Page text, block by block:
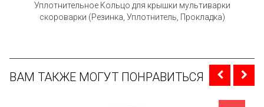
Уплотнительное Кольцо для крышки мультиварки
скороварки (Резинка, Уплотнитель, Прокладка)
ВАМ ТАКЖЕ МОГУТ ПОНРАВИТЬСЯ